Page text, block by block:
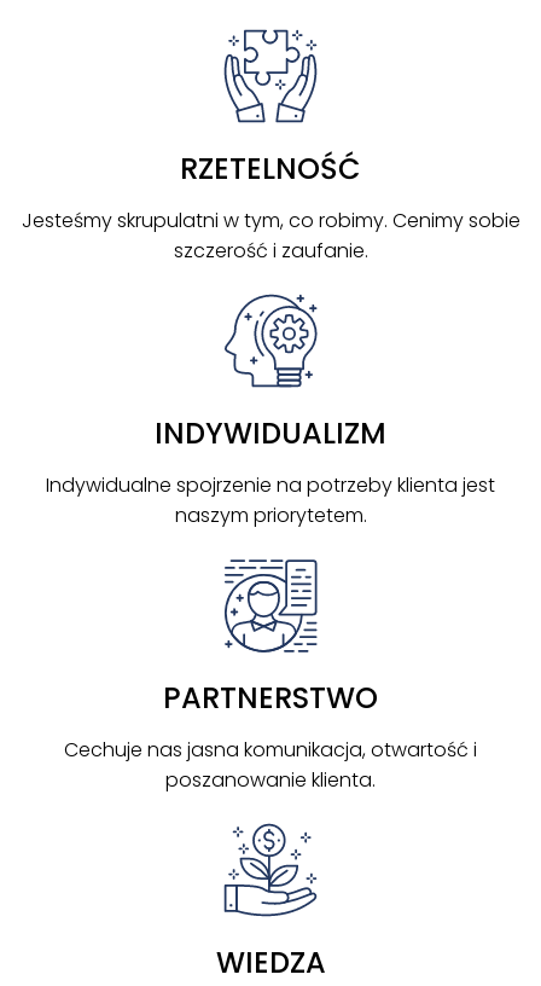
RZETELNOŚĆ
Jesteśmy skrupulatni w tym, co robimy. Cenimy sobie
szczerość i zaufanie.
INDYWIDUALIZM
Indywidualne spojrzenie na potrzeby klienta jest
naszym priorytetem.
PARTNERSTWO
Cechuje nas jasna komunikacja, otwartość i
poszanowanie klienta.
WIEDZA